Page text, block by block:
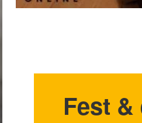
Fest &